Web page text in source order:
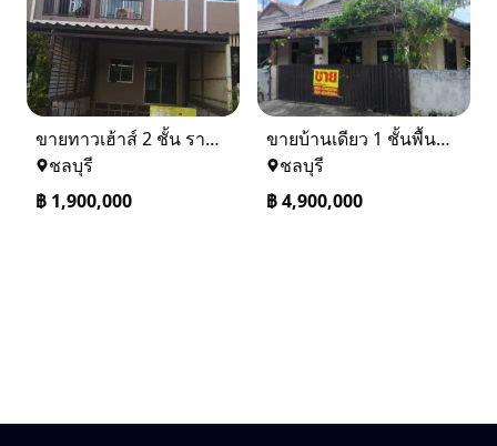
ขายทาวเฮ้าส์ 2 ชั้น ราคา 1.9 ล้านบาท ที่อยู่ ศรีราชา ชลบุรี
ชลบุรี
฿ 1,900,000
ขายบ้านเดียว 1 ชั้นพื้นที่ 102 ตรว บางละมุง ชลบุรี
ชลบุรี
฿4,900,000